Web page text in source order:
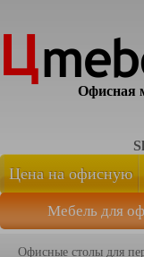
Офисная
Цена на офисную
мебель
Мебель для
Офисные столы для